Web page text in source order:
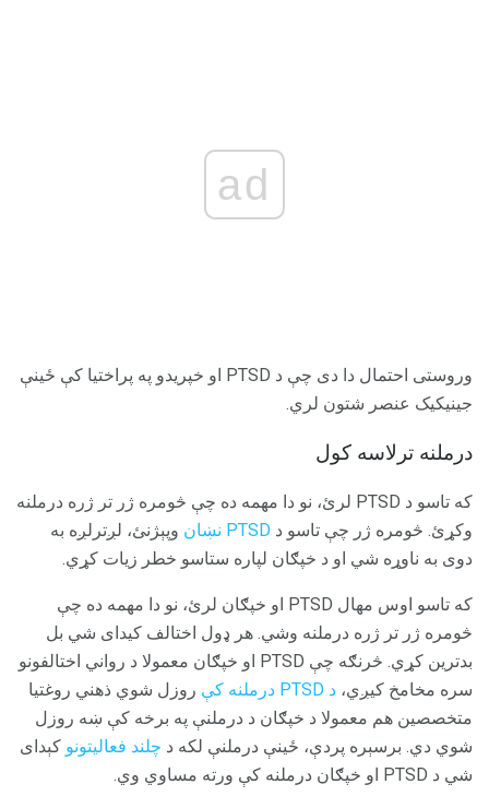
ad
وروستی احتمال دا دی چې د PTSD او خپریدو په پراختیا کې ځینې
جینیکیک عنصر شتون لري.
درملنه ترلاسه کول
که تاسو د PTSD لرئ، نو دا مهمه ده چې څومره ژر تر ژره درملنه
وکړئ. څومره ژر چې تاسو د PTSD نښان
وپېژنئ، لږترلږه به
دوی به ناوړه شي او د خپګان لپاره ستاسو خطر زیات کړي.
که تاسو اوس مهال PTSD او خپګان لرئ، نو دا مهمه ده چې
څومره ژر تر ژره درملنه وشي. هر ډول اختالف کیدای شي بل
بدترین کړي. څرنګه چې PTSD او خپګان معمولا د رواني اختالفونو
سره مخامخ کیږي، د PTSD درملنه کې
روزل شوي ذهني روغتیا
متخصصین هم معمولا د خپګان د درملنې په برخه کې ښه روزل
شوي دي. برسېره پردې، ځینې درملنې لکه د چلند فعالیتونو کېدای
شي د PTSD او خپګان درملنه کې ورته مساوي وي.